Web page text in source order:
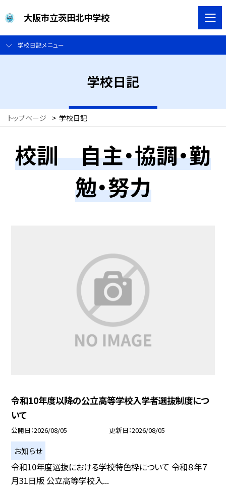
大阪市立茨田北中学校
学校日記メニュー
学校日記
トップページ > 学校日記
校訓 自主・協調・勤
勉・努力
令和10年度以降の公立高等学校入学者選抜制度につ
いて
公開日 2026/08/05 更新日 2026/08/05
お知らせ
令和10年度選抜における学校特色枠について 令和８年７
月31日版 公立高等学校入...